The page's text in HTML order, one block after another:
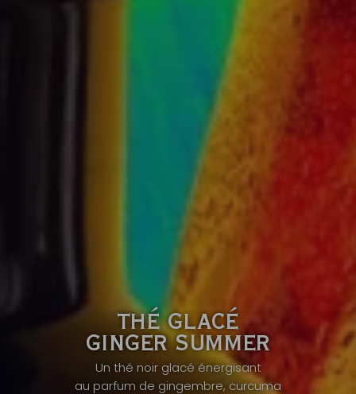
THÉ GLACÉ
GINGER SUMMER
Un thé noir glacé énergisant
au parfum de gingembre, curcuma